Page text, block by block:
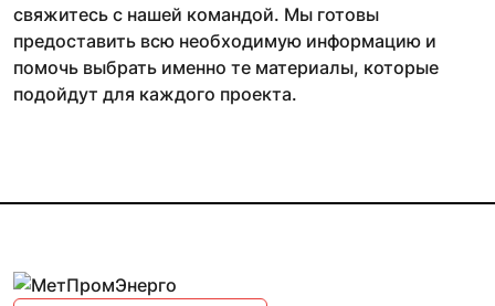
свяжитесь с нашей командой. Мы готовы
предоставить всю необходимую информацию и
помочь выбрать именно те материалы, которые
подойдут для каждого проекта.